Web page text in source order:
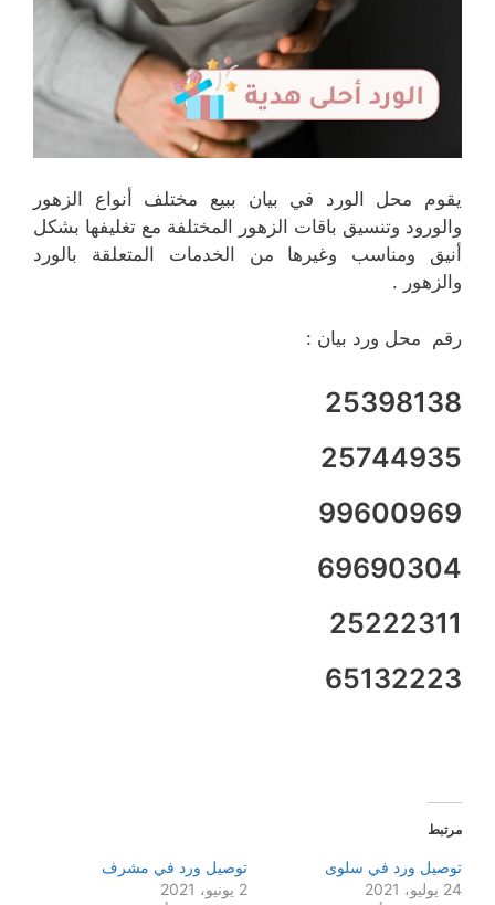
يقوم محل الورد في بيان ببيع مختلف أنواع الزهور
والورود وتنسيق باقات الزهور المختلفة مع تغليفها بشكل
أنيق ومناسب وغيرها من الخدمات المتعلقة بالورد
والزهور .
رقم محل ورد بيان :
25398138
25744935
99600969
69690304
25222311
65132223
مرتبط
توصيل ورد في سلوى
24 يوليو، 2021
توصيل ورد في مشرف
2 يونيو، 2021